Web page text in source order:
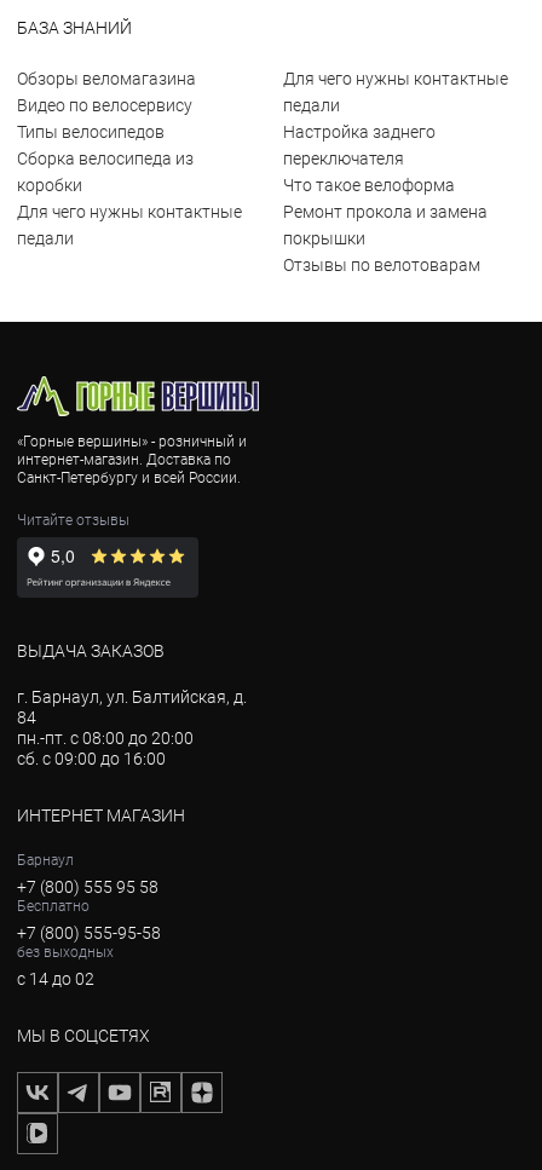
БАЗА ЗНАНИЙ
Обзоры веломагазина
Видео по велосервису
Типы велосипедов
Сборка велосипеда из
коробки
Для чего нужны контактные
педали
Для чего нужны контактные
педали
Настройка заднего
переключателя
Что такое велоформа
Ремонт прокола и замена
покрышки
Отзывы по велотоварам
«Горные вершины» - розничный и
интернет-магазин. Доставка по
Санкт-Петербургу и всей России.
Читайте отзывы
ВЫДАЧА ЗАКАЗОВ
г. Барнаул, ул. Балтийская, д.
84
пн.-пт. с 08:00 до 20:00
сб. с 09:00 до 16:00
ИНТЕРНЕТ МАГАЗИН
Барнаул
+7 (800) 555 95 58
Бесплатно
+7 (800) 555-95-58
без выходных
с 14 до 02
МЫ В СОЦСЕТЯХ